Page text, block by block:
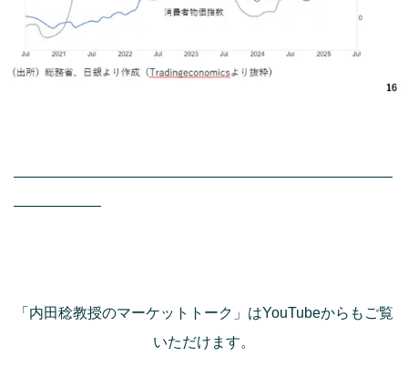
――――――――――――――――――――――――――
――――――
「内田稔教授のマーケットトーク」はYouTubeからもご覧
いただけます。